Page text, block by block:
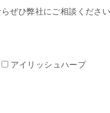
ぜひ弊社にご相談くださ
アイリッシュハープ